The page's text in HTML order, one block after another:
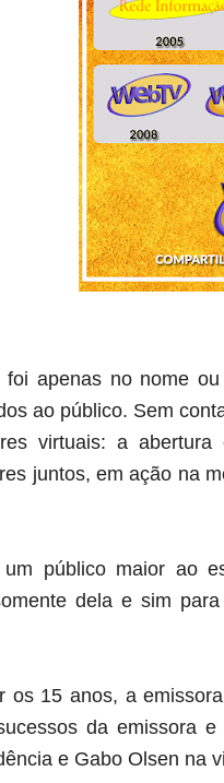
foi apenas no nome
ao público. Sem
virtuais: a
juntos, em ação na
público maior ao
dela e sim
os 15 anos, a
da emissora
e Gabo Olsen na